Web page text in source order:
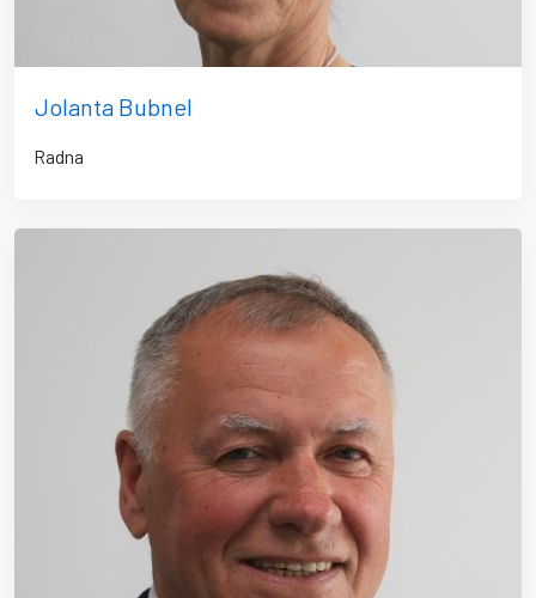
Jolanta Bubnel
Radna